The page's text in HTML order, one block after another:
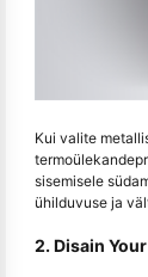
Kui valite
sisemisele
ühilduvuse ja
2. Disain